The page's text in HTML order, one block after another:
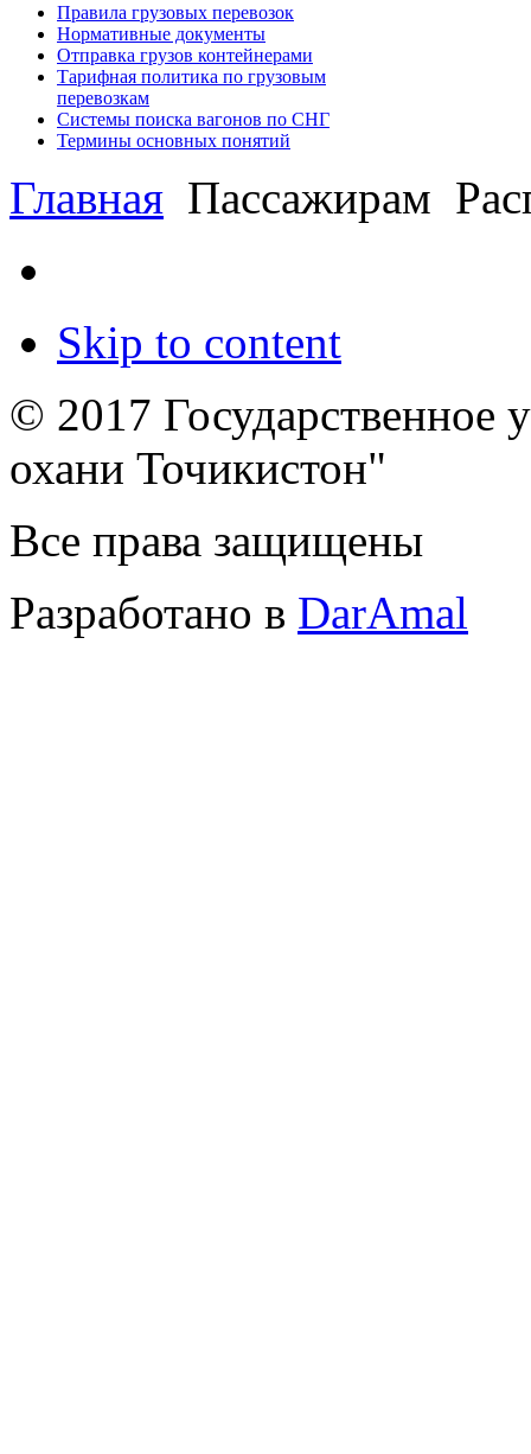
Правила грузовых перевозок
Нормативные документы
Отправка грузов контейнерами
Тарифная политика по грузовым
перевозкам
Системы поиска вагонов по СНГ
Термины основных понятий
Главная Пассажирам
Skip to content
© 2017 Государственное
охани Точикистон"
Все права защищены
Разработано в DarAmal